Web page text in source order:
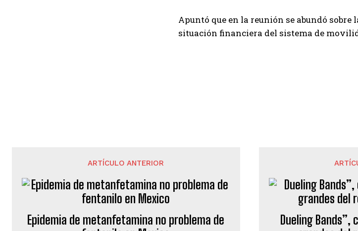
Apuntó que en la reunión se abundó
situación financiera del sistema de
ARTÍCULO ANTERIOR
Epidemia de metanfetamina no problema de
Dueling Bands”,